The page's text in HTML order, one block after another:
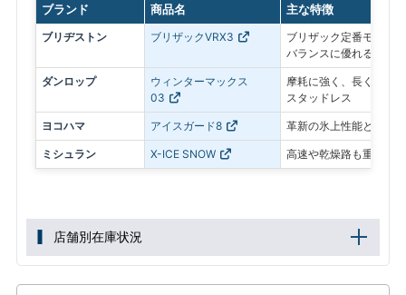
ブランド 商品名 主な特徴
ブリヂストン ブリザックVRX3
ブリザック定番モデル
バランスに優れる
ダンロップ
ウィンターマックス
03
摩耗に強く、長く使い
スタッドレス
ヨコハマ アイスガード8 革新の氷上性能と静粛
ミシュラン X-ICE SNOW 高速や乾燥路も重視し
店舗別在庫状況